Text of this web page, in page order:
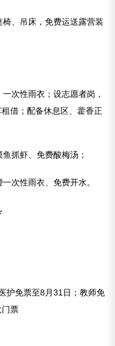
、吊床，免费运送露营装
次性雨衣；设志愿者岗，
借；配备休息区、藿香正
抓虾、免费酸梅汤；
次性雨衣、免费开水。
护免票至8月31日；教师免
票